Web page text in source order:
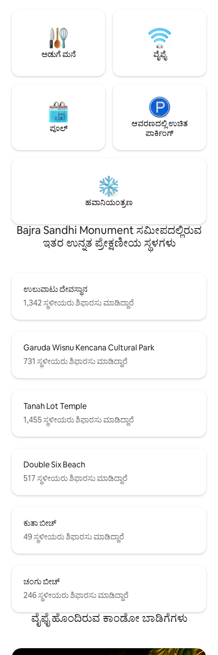
ಸುಲಭವಾಗಿ ಜೋಡಿಸಲಾಗುತ್ತದೆ! 75" ಸೋನಿ"
ಸೇರಿದಂತೆ 3 ಟಿವಿಗಳು. ಬೆರಾವಾ ಮತ್ತು ಎಕೋ ಬೀಚ್
ಕ್ಲಬ್‌ಗಳಾದ ಫಿನ್ಸ್, ಅಟ್ಲಾಸ್, ದಿ ಲಾನ್ ಇತ್ಯಾದಿಗಳಿಗೆ
ಸುಲಭ ಪ್ರವೇಶ
ಕ್ಷಣಗಳು, ಡೈವಿಂಗ್,
ಇತ್ಯಾದಿ. ನೀವು
ಆಯೋಜಿಸಬಹುದು! ♥ ನಾವು
ಅಡುಗೆ ಮನೆ ವೈಫೈ
ಪೂಲ್
ಆವರಣದಲ್ಲಿ ಉಚಿತ
ಪಾರ್ಕಿಂಗ್
ಹವಾನಿಯಂತ್ರಣ
Bajra Sandhi Monument ಸಮೀಪದಲ್ಲಿರುವ
ಇತರ ಉನ್ನತ ಪ್ರೇಕ್ಷಣೀಯ ಸ್ಥಳಗಳು
ಉಲುವಾಟು ದೇವಸ್ಥಾನ
1,342 ಸ್ಥಳೀಯರು ಶಿಫಾರಸು ಮಾಡಿದ್ದಾರೆ
Garuda Wisnu Kencana Cultural Park
731 ಸ್ಥಳೀಯರು ಶಿಫಾರಸು ಮಾಡಿದ್ದಾರೆ
Tanah Lot Temple
1,455 ಸ್ಥಳೀಯರು ಶಿಫಾರಸು ಮಾಡಿದ್ದಾರೆ
Double Six Beach
517 ಸ್ಥಳೀಯರು ಶಿಫಾರಸು ಮಾಡಿದ್ದಾರೆ
ಕುತಾ ಬೀಚ್
49 ಸ್ಥಳೀಯರು ಶಿಫಾರಸು ಮಾಡಿದ್ದಾರೆ
ಚಂಗು ಬೀಚ್
246 ಸ್ಥಳೀಯರು ಶಿಫಾರಸು ಮಾಡಿದ್ದಾರೆ
ವೈಫೈ ಹೊಂದಿರುವ ಕಾಂಡೋ ಬಾಡಿಗೆಗಳು